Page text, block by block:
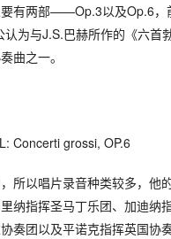
有两部——Op.3以及Op.6，
为与J.S.巴赫所作的《六首
曲之一。
Concerti grossi, OP.6
所以唱片录音种类较多，他
纳指挥圣马丁乐团、加迪纳
奏团以及平诺克指挥英国协